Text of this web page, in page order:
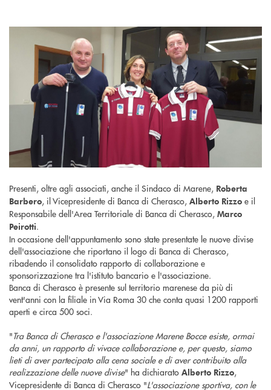
Presenti, oltre agli associati, anche il Sindaco di Marene, Roberta
Barbero, il Vicepresidente di Banca di Cherasco, Alberto Rizzo e il
Responsabile dell'Area Territoriale di Banca di Cherasco, Marco
Peirotti.
In occasione dell'appuntamento sono state presentate le nuove divise
dell'associazione che riportano il logo di Banca di Cherasco,
ribadendo il consolidato rapporto di collaborazione e
sponsorizzazione tra l'istituto bancario e l'associazione.
Banca di Cherasco è presente sul territorio marenese da più di
vent'anni con la filiale in Via Roma 30 che conta quasi 1200 rapporti
aperti e circa 500 soci.
"Tra Banca di Cherasco e l'associazione Marene Bocce esiste, ormai
da anni, un rapporto di vivace collaborazione e, per questo, siamo
lieti di aver partecipato alla cena sociale e di aver contribuito alla
realizzazione delle nuove divise" ha dichiarato Alberto Rizzo,
Vicepresidente di Banca di Cherasco "L'associazione sportiva, con le